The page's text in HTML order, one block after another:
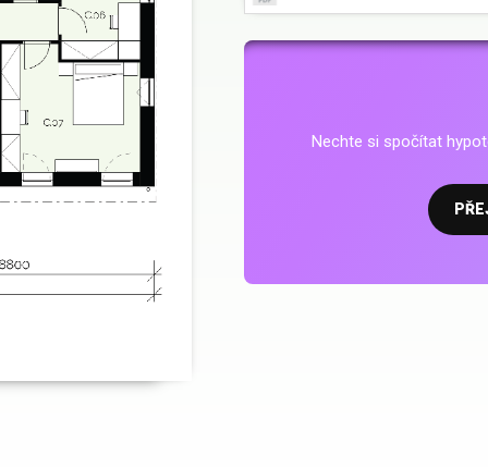
Nechte si spočítat